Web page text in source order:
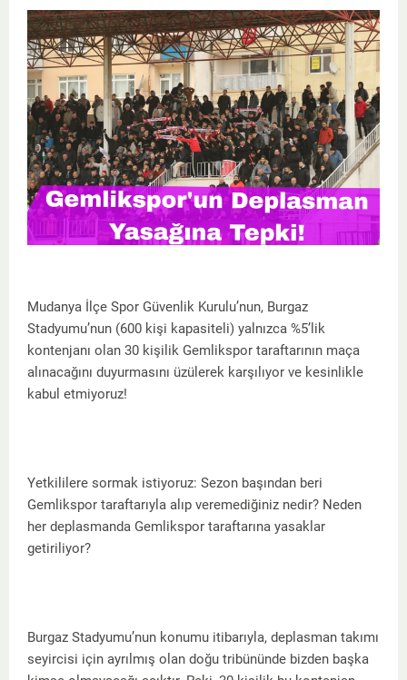
Mudanya İlçe Spor Güvenlik Kurulu’nun, Burgaz
Stadyumu’nun (600 kişi kapasiteli) yalnızca %5’lik
kontenjanı olan 30 kişilik Gemlikspor taraftarının maça
alınacağını duyurmasını üzülerek karşılıyor ve kesinlikle
kabul etmiyoruz!
Yetkililere sormak istiyoruz: Sezon başından beri
Gemlikspor taraftarıyla alıp veremediğiniz nedir? Neden
her deplasmanda Gemlikspor taraftarına yasaklar
getiriliyor?
Burgaz Stadyumu’nun konumu itibarıyla, deplasman takımı
seyircisi için ayrılmış olan doğu tribününde bizden başka